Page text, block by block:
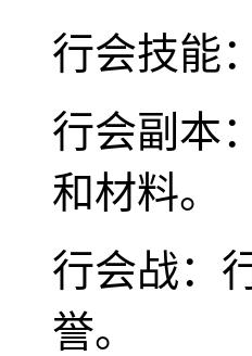
行会技能
行会副本
和材料。
行会战：
誉。